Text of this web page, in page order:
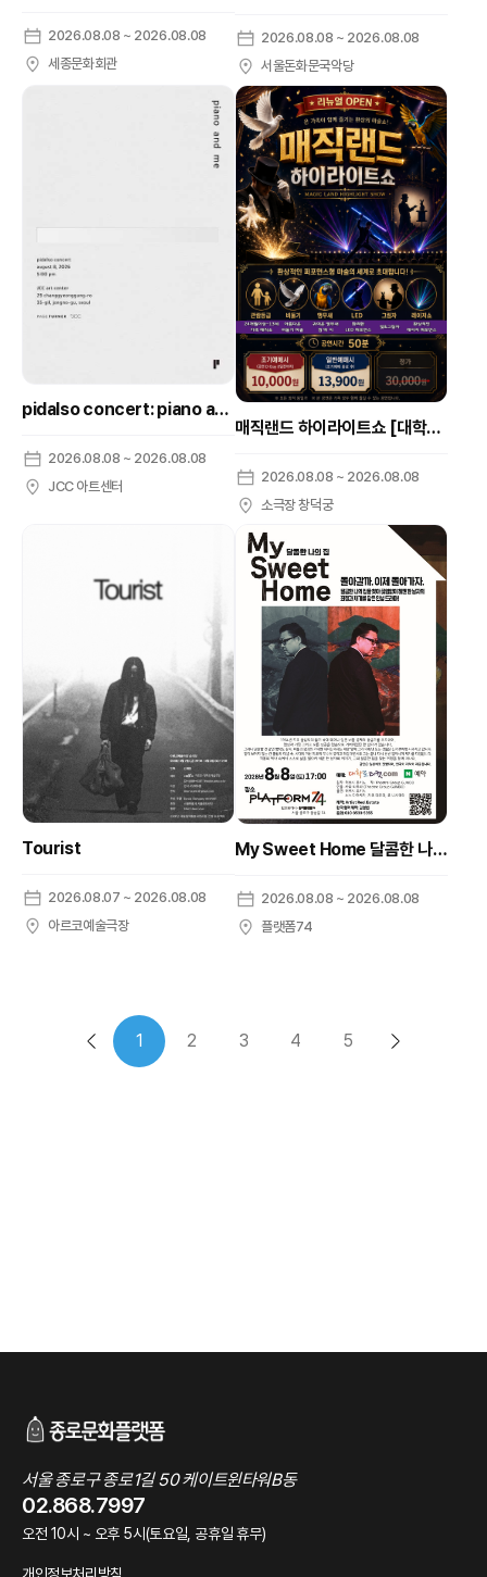
2026.08.08 ~ 2026.08.08
세종문화회관
2026.08.08 ~ 2026.08.08
서울돈화문국악당
pidalso concert: piano and me
2026.08.08 ~ 2026.08.08
JCC 아트센터
매직랜드 하이라이트쇼 [대학로]
2026.08.08 ~ 2026.08.08
소극장 창덕궁
Tourist
2026.08.07 ~ 2026.08.08
아르코예술극장
My Sweet Home 달콤한 나의 집
2026.08.08 ~ 2026.08.08
플랫폼74
1 2 3 4 5
서울 종로구 종로1길 50 케이트윈타워B동
02.868.7997
오전 10시 ~ 오후 5시(토요일, 공휴일 휴무)